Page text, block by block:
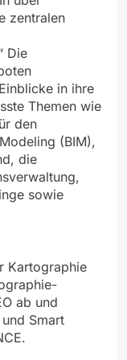
zentralen
Die
in ihre
Themen wie
den
(BIM),
die
sowie
Kartographie
ab und
Smart